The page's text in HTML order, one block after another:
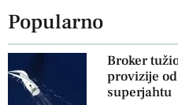
Popularno
Broker
provizije
superjahtu